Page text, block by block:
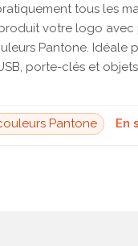
tous les
votre logo avec
Pantone. Idéale
porte-clés et
Pantone En